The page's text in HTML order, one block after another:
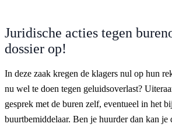
Juridische acties tegen
dossier op!
In deze zaak kregen de klagers nul op hun
nu wel te doen tegen geluidsoverlast?
gesprek met de buren zelf, eventueel in het
buurtbemiddelaar. Ben je huurder dan kan je